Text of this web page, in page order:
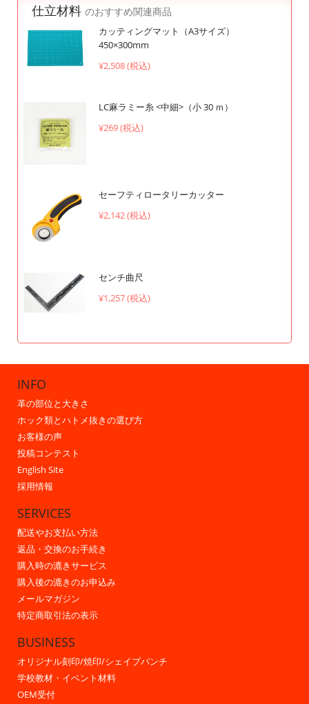
仕立材料 のおすすめ関連商品
カッティングマット（A3サイズ）
450×300mm
¥2,508 (税込)
LC麻ラミー糸 <中細>（小 30 ｍ）
¥269 (税込)
セーフティロータリーカッター
¥2,142 (税込)
センチ曲尺
¥1,257 (税込)
INFO
革の部位と大きさ
ホック類とハトメ抜きの選び方
お客様の声
投稿コンテスト
English Site
採用情報
SERVICES
配送やお支払い方法
返品・交換のお手続き
購入時の漉きサービス
購入後の漉きのお申込み
メールマガジン
特定商取引法の表示
BUSINESS
オリジナル刻印/焼印/シェイプパンチ
学校教材・イベント材料
OEM受付